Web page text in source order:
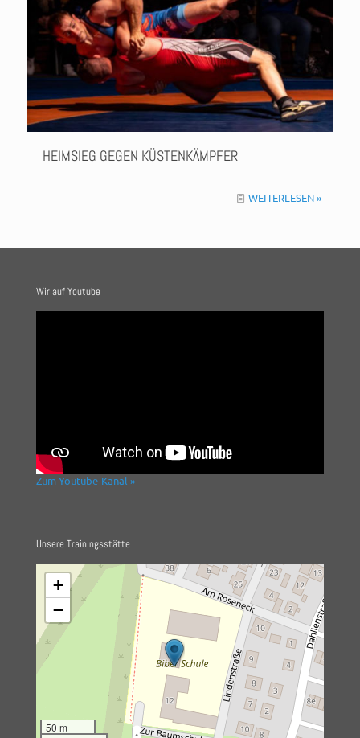
HEIMSIEG GEGEN KÜSTENKÄMPFER
WEITERLESEN »
Wir auf Youtube
Zum Youtube-Kanal »
Unsere Trainingsstätte
+
−
50 m